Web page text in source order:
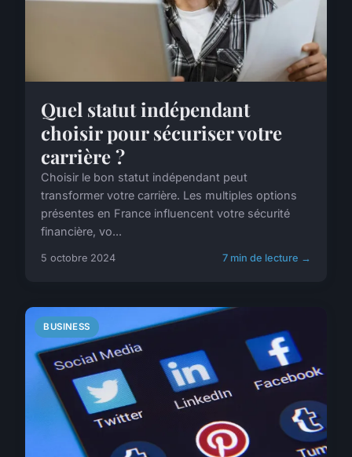
Quel statut indépendant
choisir pour sécuriser votre
carrière ?
Choisir le bon statut indépendant peut
transformer votre carrière. Les multiples options
présentes en France influencent votre sécurité
financière, vo...
5 octobre 2024 7 min de lecture →
BUSINESS